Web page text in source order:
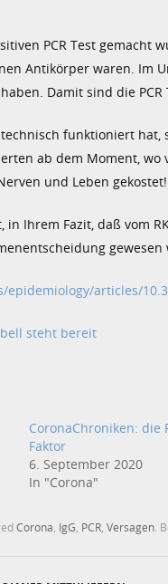
PCR Test gemacht
Antikörper waren. Im
Damit sind die
funktioniert
ab dem Moment,
und Leben gekostet!
Ihrem Fazit, daß vom
articles/
steht bereit
CoronaChroniken: die
Faktor
6. September 2020
In "Corona"
Corona IgG PCR Versagen .